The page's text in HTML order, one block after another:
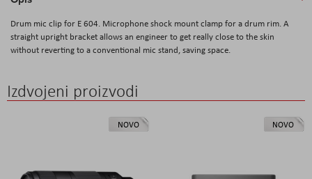
Drum mic clip for E 604. Microphone shock mount clamp for a drum rim. A
straight upright bracket allows an engineer to get really close to the skin
without reverting to a conventional mic stand, saving space.
Izdvojeni proizvodi
NOVO NOVO